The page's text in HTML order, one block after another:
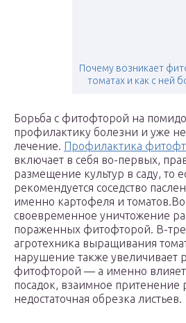
Почему возникает
томатах и как с ней
Борьба с фитофторой на
профилактику болезни и уже
лечение. Профилактика
включает в себя во-первых,
размещение культур в саду, то
рекомендуется соседство
именно картофеля и
своевременное уничтожение
пораженных фитофторой. В-
агротехника выращивания
нарушение также увеличивает
фитофторой — а именно влияет
посадок, взаимное притенение
недостаточная обрезка листьев.